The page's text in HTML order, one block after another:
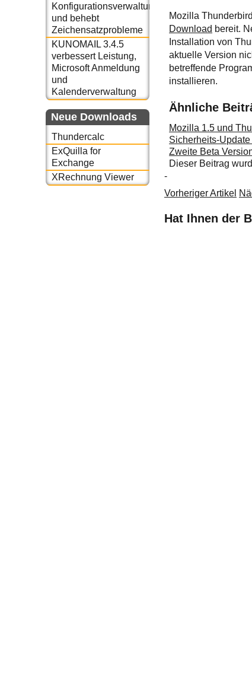
Konfigurationsverwaltung
und behebt
Zeichensatzprobleme
KUNOMAIL 3.4.5
verbessert Leistung,
Microsoft Anmeldung
und
Kalenderverwaltung
Neue Downloads
Thundercalc
ExQuilla for
Exchange
XRechnung Viewer
Mozilla
Download bereit.
Installation von
aktuelle Version
betreffende
installieren.
Ähnliche
Mozilla 1.5 und
Sicherheits-
Zweite Beta
Dieser Beitrag
-
Vorheriger Artikel
Hat Ihnen der